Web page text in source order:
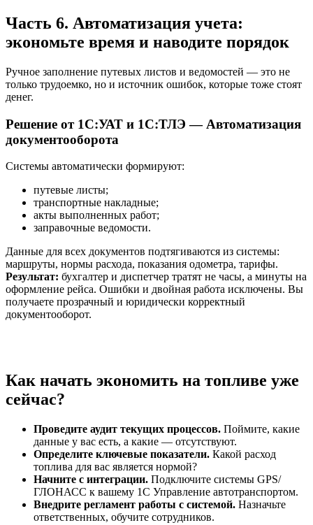
Часть 6. Автоматизация учета:
экономьте время и наводите порядок
Ручное заполнение путевых листов и ведомостей — это не
только трудоемко, но и источник ошибок, которые тоже стоят
денег.
Решение от 1С:УАТ и 1С:ТЛЭ — Автоматизация
документооборота
Системы автоматически формируют:
путевые листы;
транспортные накладные;
акты выполненных работ;
заправочные ведомости.
Данные для всех документов подтягиваются из системы:
маршруты, нормы расхода, показания одометра, тарифы.
Результат: бухгалтер и диспетчер тратят не часы, а минуты на
оформление рейса. Ошибки и двойная работа исключены. Вы
получаете прозрачный и юридически корректный
документооборот.
Как начать экономить на топливе уже
сейчас?
Проведите аудит текущих процессов. Поймите, какие
данные у вас есть, а какие — отсутствуют.
Определите ключевые показатели. Какой расход
топлива для вас является нормой?
Начните с интеграции. Подключите системы GPS/
ГЛОНАСС к вашему 1С Управление автотранспортом.
Внедрите регламент работы с системой. Назначьте
ответственных, обучите сотрудников.